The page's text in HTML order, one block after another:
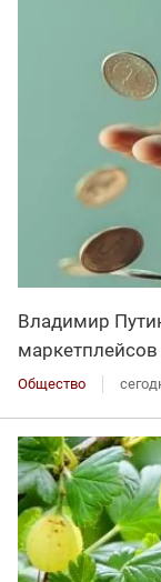
Владимир
маркетплейсов
Общество